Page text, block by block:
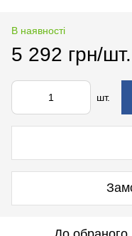
В наявності
5 292 грн/шт.
шт.